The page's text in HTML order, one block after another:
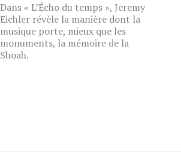
Dans « L’Écho du temps », Jeremy
Eichler révèle la manière dont la
musique porte, mieux que les
monuments, la mémoire de la
Shoah.